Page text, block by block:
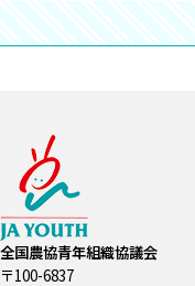
全国農協青年組織協議会
〒100-6837